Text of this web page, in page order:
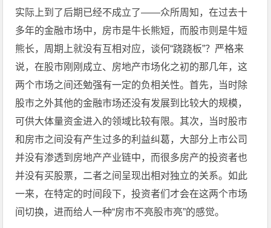
实际上到了后期已经不成立了——众所周知，在过去十
多年的金融市场中，房市是牛长熊短，而股市则是牛短
熊长，周期上就没有互相对应，谈何“跷跷板”？严格来
说，在股市刚刚成立、房地产市场化之初的那几年，这
两个市场之间还勉强有一定的负相关性。首先，当时除
股市之外其他的金融市场还没有发展到比较大的规模，
可供大体量资金进入的领域比较有限。其次，当时股市
和房市之间没有产生过多的利益纠葛，大部分上市公司
并没有渗透到房地产产业链中，而很多房产的投资者也
并没有买股票，二者之间呈现出相对独立的关系。如此
一来，在特定的时间段下，投资者们才会在这两个市场
间切换，进而给人一种“房市不亮股市亮”的感觉。